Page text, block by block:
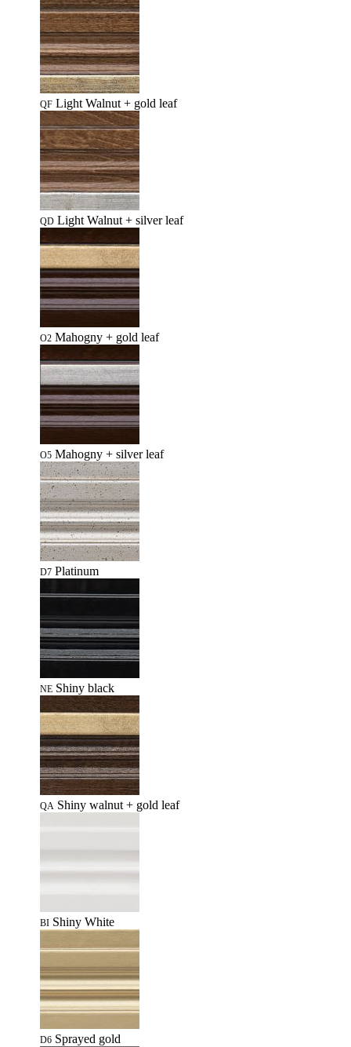
QF Light Walnut + gold leaf
QD Light Walnut + silver leaf
O2 Mahogny + gold leaf
O5 Mahogny + silver leaf
D7 Platinum
NE Shiny black
QA Shiny walnut + gold leaf
BI Shiny White
D6 Sprayed gold